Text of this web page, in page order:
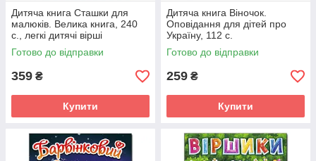
Дитяча книга Сташки для
малюків. Велика книга, 240
с., легкі дитячі вірші
Готово до відправки
359 ₴
Купити
Дитяча книга Віночок.
Оповідання для дітей про
Україну, 112 с.
Готово до відправки
259 ₴
Купити